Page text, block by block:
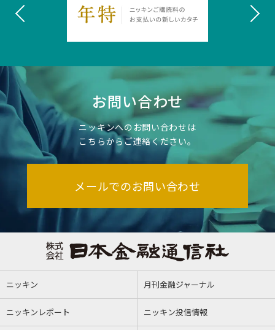
お問い合わせ
ニッキンへのお問い合わせは
こちらからご連絡ください。
メールでのお問い合わせ
ニッキン 月刊金融ジャーナル
ニッキンレポート ニッキン投信情報